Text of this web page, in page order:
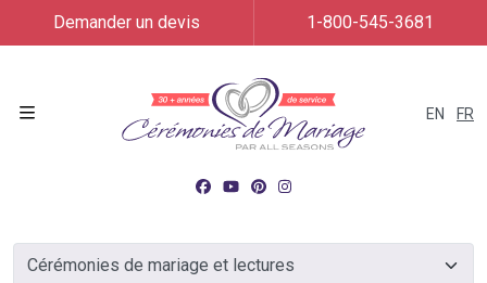
EN FR
Demander un devis 1-800-545-3681